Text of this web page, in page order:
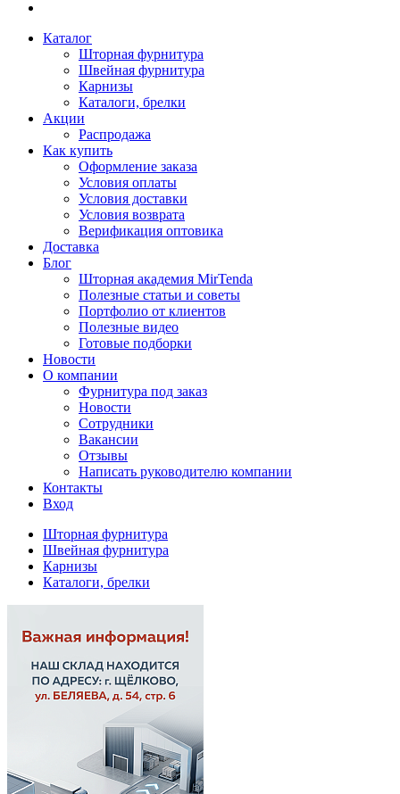
Каталог
Шторная фурнитура
Швейная фурнитура
Карнизы
Каталоги, брелки
Акции
Распродажа
Как купить
Оформление заказа
Условия оплаты
Условия доставки
Условия возврата
Верификация оптовика
Доставка
Блог
Шторная академия MirTenda
Полезные статьи и советы
Портфолио от клиентов
Полезные видео
Готовые подборки
Новости
О компании
Фурнитура под заказ
Новости
Сотрудники
Вакансии
Отзывы
Написать руководителю компании
Контакты
Вход
Шторная фурнитура
Швейная фурнитура
Карнизы
Каталоги, брелки